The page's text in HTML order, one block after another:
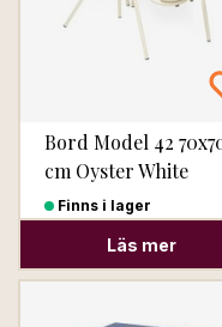
Bord Model 42
cm Oyster White
Finns i lager
Läs mer